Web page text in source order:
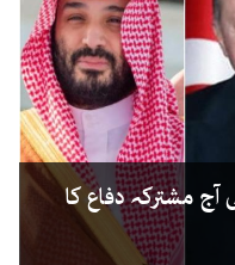
مشترکہ دفاع کا